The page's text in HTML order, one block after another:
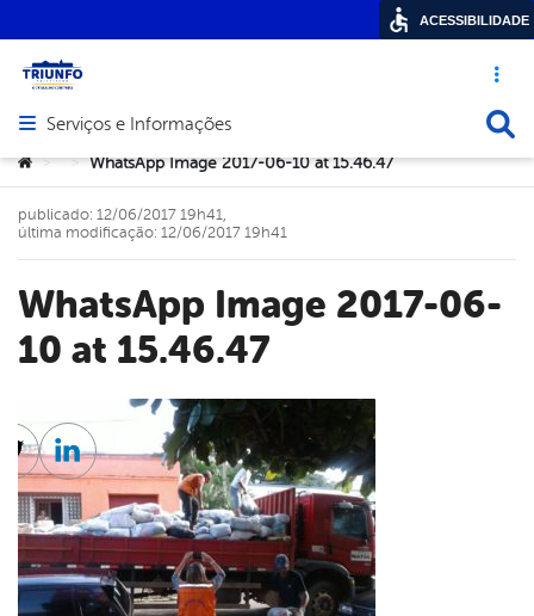
Acesso
Abrir menu principal de navegação
Serviços e Informações
Você está aqui:
> > WhatsApp Image 2017-06-10 at 15.46.47
WhatsApp Image 2017-06-
10 at 15.46.47
publicado: 12/06/2017 19h41,
última modificação: 12/06/2017 19h41
Twitter
Linkedin
ACESSIBILIDADE